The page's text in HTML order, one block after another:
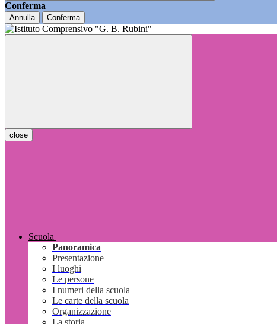
Conferma
Annulla Conferma
close
Scuola
Panoramica
Presentazione
I luoghi
Le persone
I numeri della scuola
Le carte della scuola
Organizzazione